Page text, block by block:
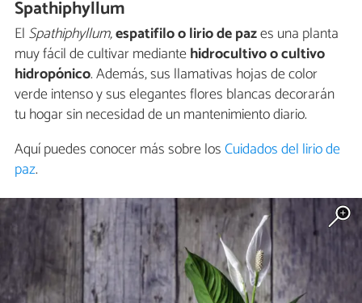
Spathiphyllum
El Spathiphyllum,espatifilo o lirio de pazes una planta
muy fácil de cultivar mediantehidrocultivo o cultivo
hidropónico. Además, sus llamativas hojas de color
verde intenso y sus elegantes flores blancas decorarán
tu hogar sin necesidad de un mantenimiento diario.
Aquí puedes conocer más sobre losCuidados del lirio de
paz.